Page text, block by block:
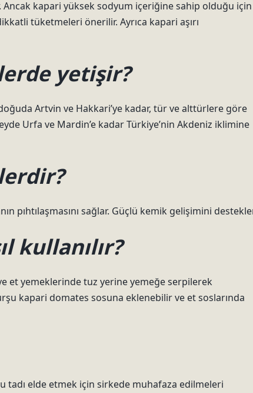
Ancak kapari yüksek sodyum içeriğine sahip olduğu için
tüketmeleri önerilir. Ayrıca kapari aşırı
yetişir?
Artvin ve Hakkari’ye kadar, tür ve alttürlere göre
Urfa ve Mardin’e kadar Türkiye’nin Akdeniz iklimine
pıhtılaşmasını sağlar. Güçlü kemik gelişimini
kullanılır?
et yemeklerinde tuz yerine yemeğe serpilerek
kapari domates sosuna eklenebilir ve et soslarında
elde etmek için sirkede muhafaza edilmeleri